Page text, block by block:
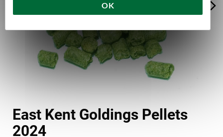
OK
East Kent Goldings Pellets
2024